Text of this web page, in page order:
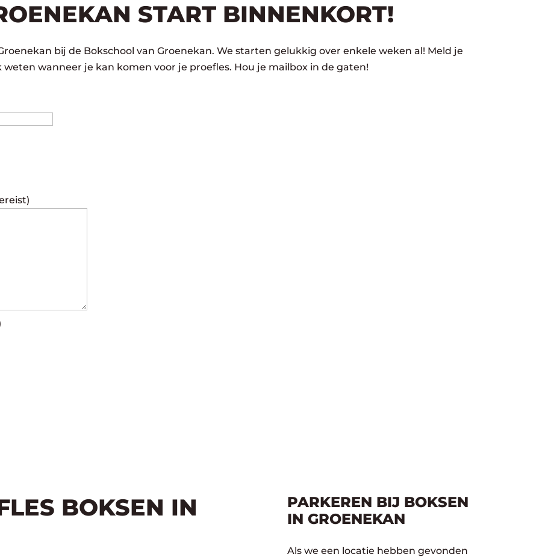
START BINNENKORT!
bij de Bokschool van Groenekan. We starten gelukkig over enkele weken al! Meld je
wanneer je kan komen voor je proefles. Hou je mailbox in de gaten!
BOKSEN IN
PARKEREN BIJ BOKSEN
IN GROENEKAN
Als we een locatie hebben gevonden